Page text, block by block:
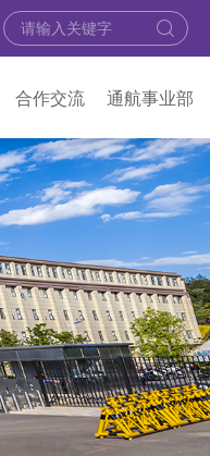
合作交流 通航事业部